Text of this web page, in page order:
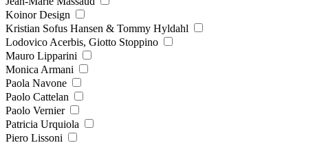
Koinor Design
Kristian Sofus Hansen & Tommy Hyldahl
Lodovico Acerbis, Giotto Stoppino
Mauro Lipparini
Monica Armani
Paola Navone
Paolo Cattelan
Paolo Vernier
Patricia Urquiola
Piero Lissoni